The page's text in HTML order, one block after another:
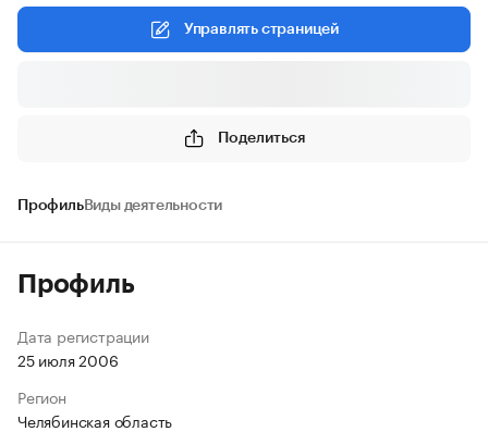
Управлять страницей
Поделиться
ПрофильВиды деятельности
Профиль
Дата регистрации
25 июля 2006
Регион
Челябинская область